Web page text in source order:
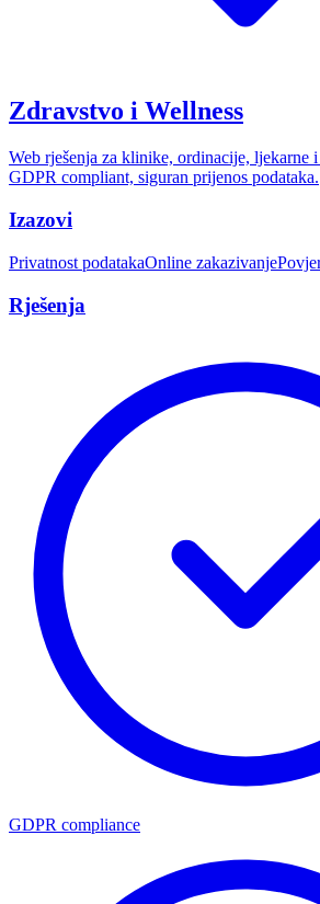
Zdravstvo i Wellness
Web rješenja za klinike, ordinacije, ljekarne
GDPR compliant, siguran prijenos podataka.
Izazovi
Privatnost podatakaOnline zakazivanje
Rješenja
GDPR compliance